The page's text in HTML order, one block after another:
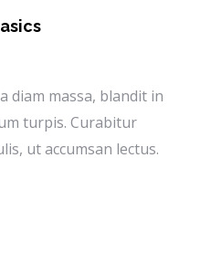
diam massa, blandit in
turpis. Curabitur
ut accumsan lectus.